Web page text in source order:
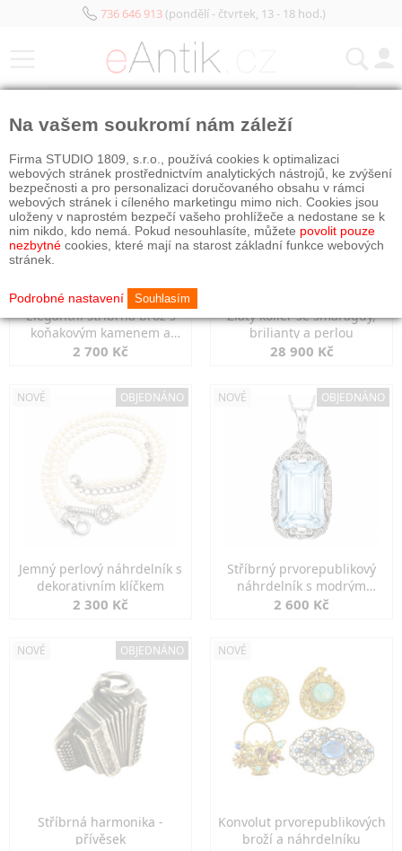
736 646 913(pondělí - čtvrtek, 13 - 18 hod.)
Elegantní stříbrná brož s
koňakovým kamenem a
markazity
2 700 Kč
Zlatý kolier se smaragdy,
brilianty a perlou
28 900 Kč
NOVÉ OBJEDNÁNO
Jemný perlový náhrdelník s
dekorativním klíčkem
2 300 Kč
NOVÉ OBJEDNÁNO
Stříbrný prvorepublikový
náhrdelník s modrým
spinelem
2 600 Kč
NOVÉ OBJEDNÁNO
Stříbrná harmonika -
přívěsek
NOVÉ
Konvolut prvorepublikových
broží a náhrdelníku
Na vašem soukromí nám záleží
Firma STUDIO 1809, s.r.o., používá cookies k optimalizaci
webových stránek prostřednictvím analytických nástrojů, ke zvýšení
bezpečnosti a pro personalizaci doručovaného obsahu v rámci
webových stránek i cíleného marketingu mimo nich. Cookies jsou
uloženy v naprostém bezpečí vašeho prohlížeče a nedostane se k
nim nikdo, kdo nemá. Pokud nesouhlasíte, můžete povolit pouze
nezbytné cookies, které mají na starost základní funkce webových
stránek.
Podrobné nastavení Souhlasím